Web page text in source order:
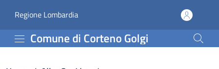
Permessi di costruire
Regione Lombardia(apre in un'altra scheda).
Comune di Corteno Golgi